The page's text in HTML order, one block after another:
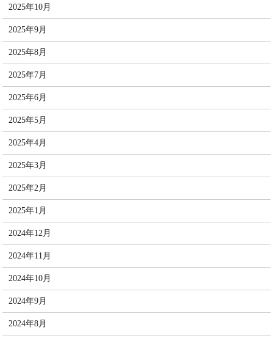
2025年10月
2025年9月
2025年8月
2025年7月
2025年6月
2025年5月
2025年4月
2025年3月
2025年2月
2025年1月
2024年12月
2024年11月
2024年10月
2024年9月
2024年8月